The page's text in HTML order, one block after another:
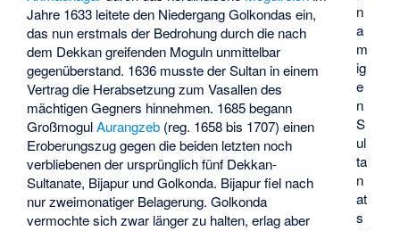
n
a
m
ig
e
n
S
ul
ta
n
at
s
Jahre 1633 leitete den Niedergang Golkondas ein,
das nun erstmals der Bedrohung durch die nach
dem Dekkan greifenden Moguln unmittelbar
gegenüberstand. 1636 musste der Sultan in einem
Vertrag die Herabsetzung zum Vasallen des
mächtigen Gegners hinnehmen. 1685 begann
GroßmogulAurangzeb (reg. 1658 bis 1707) einen
Eroberungszug gegen die beiden letzten noch
verbliebenen der ursprünglich fünf Dekkan-
Sultanate, Bijapur und Golkonda. Bijapur fiel nach
nur zweimonatiger Belagerung. Golkonda
vermochte sich zwar länger zu halten, erlag aber